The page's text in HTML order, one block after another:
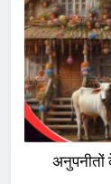
अनुपनीतों